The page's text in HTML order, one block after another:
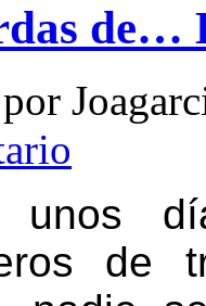
de…
unos
de